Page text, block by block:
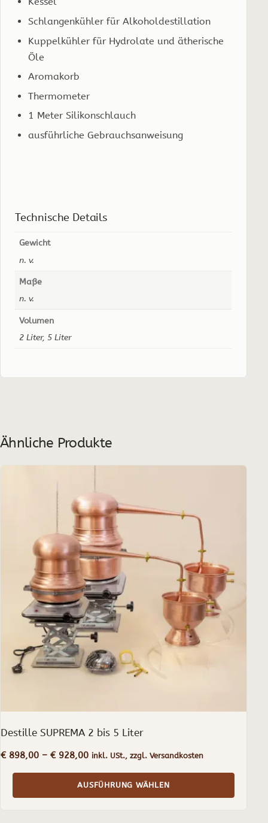
Schlangenkühler für Alkoholdestillation
Kuppelkühler für Hydrolate und ätherische
Öle
Aromakorb
Thermometer
1 Meter Silikonschlauch
ausführliche Gebrauchsanweisung
Technische Details
Gewicht
n. v.
Maße
n. v.
Volumen
2 Liter, 5 Liter
Ähnliche Produkte
Destille SUPREMA 2 bis 5 Liter
€ 898,00 – € 928,00Preisspanne:
bis
€ 928,00
inkl. USt., zzgl. Versandkosten
AUSFÜHRUNG WÄHLEN
Varianten
Optionen
können
Produktseite
gewählt